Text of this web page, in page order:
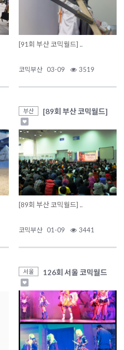
[91회 부산 코믹월드] ..
코믹부산 03-09 3519
부산 [89회 부산 코믹월드]
[89회 부산 코믹월드] ..
코믹부산 01-09 3441
서울 126회 서울 코믹월드